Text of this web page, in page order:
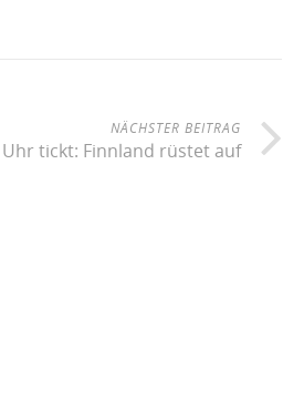
NÄCHSTER BEITRAG
Uhr tickt: Finnland rüstet auf